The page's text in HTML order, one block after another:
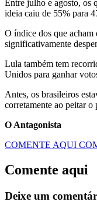
Entre julho e agosto, os
ideia caiu de 55% para
O índice dos que acham
significativamente
Lula também tem
Unidos para ganhar
Antes, os brasileiros
corretamente ao peitar
O Antagonista
COMENTE AQUI
Comente aqui
Deixe um